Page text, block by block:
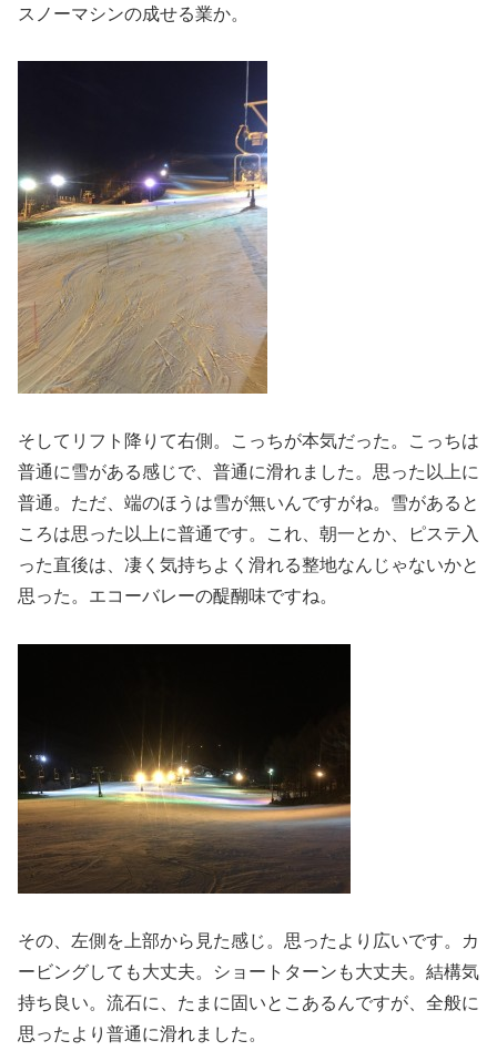
スノーマシンの成せる業か。
そしてリフト降りて右側。こっちが本気だった。こっちは
普通に雪がある感じで、普通に滑れました。思った以上に
普通。ただ、端のほうは雪が無いんですがね。雪があると
ころは思った以上に普通です。これ、朝一とか、ピステ入
った直後は、凄く気持ちよく滑れる整地なんじゃないかと
思った。エコーバレーの醍醐味ですね。
その、左側を上部から見た感じ。思ったより広いです。カ
ービングしても大丈夫。ショートターンも大丈夫。結構気
持ち良い。流石に、たまに固いとこあるんですが、全般に
思ったより普通に滑れました。